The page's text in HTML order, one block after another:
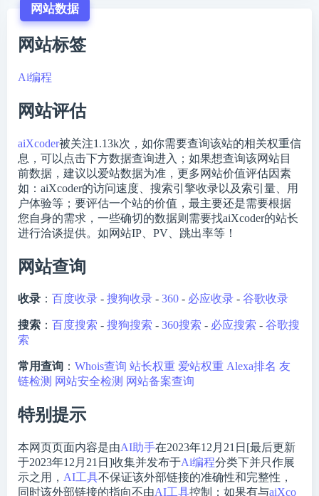
网站数据
网站标签
Ai编程
网站评估
aiXcoder被关注1.13k次，如你需要查询该站的相关权重信
息，可以点击下方数据查询进入；如果想查询该网站目
前数据，建议以爱站数据为准，更多网站价值评估因素
如：aiXcoder的访问速度、搜索引擎收录以及索引量、用
户体验等；要评估一个站的价值，最主要还是需要根据
您自身的需求，一些确切的数据则需要找aiXcoder的站长
进行洽谈提供。如网站IP、PV、跳出率等！
网站查询
收录 ： 百度收录 - 搜狗收录 - 360 - 必应收录 - 谷歌收录
搜索 ： 百度搜索 - 搜狗搜索 - 360搜索 - 必应搜索 - 谷歌搜
索
常用查询 ： Whois查询 站长权重 爱站权重 Alexa排名 友
链检测 网站安全检测 网站备案查询
特别提示
本网页页面内容是由AI助手在2023年12月21日[最后更新
于2023年12月21日]收集并发布于Ai编程分类下并只作展
示之用， AI工具不保证该外部链接的准确性和完整性，
同时该外部链接的指向不由AI工具控制；如果有与aiXco